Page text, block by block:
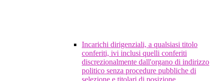
Incarichi dirigenziali, a qualsiasi titolo
conferiti, ivi inclusi quelli conferiti
discrezionalmente dall'organo di indirizzo
politico senza procedure pubbliche di